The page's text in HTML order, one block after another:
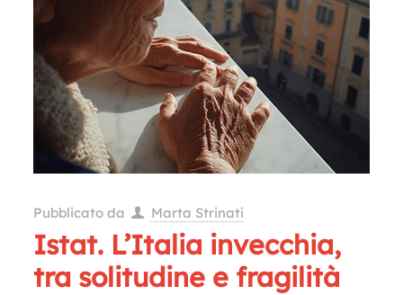
Pubblicato da Marta Strinati
Istat. L’Italia invecchia,
tra solitudine e fragilità